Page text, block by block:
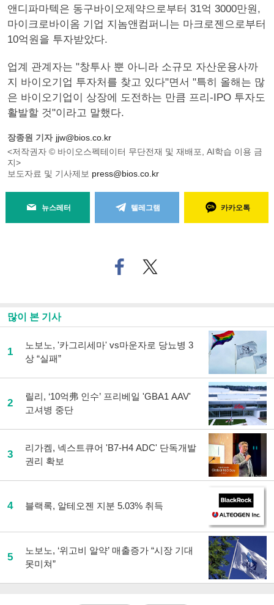
앤디파마텍은 동구바이오제약으로부터 31억 3000만원,
마이크로바이옴 기업 지놈앤컴퍼니는 마크로젠으로부터
10억원을 투자받았다.
업계 관계자는 "창투사 뿐 아니라 소규모 자산운용사까
지 바이오기업 투자처를 찾고 있다"면서 "특히 올해는 많
은 바이오기업이 상장에 도전하는 만큼 프리-IPO 투자도
활발할 것"이라고 말했다.
장종원 기자 jjw@bios.co.kr
<저작권자 © 바이오스펙테이터 무단전재 및 재배포, AI학습 이용 금
지>
보도자료 및 기사제보 press@bios.co.kr
뉴스레터 텔레그램 카카오톡
페
이
기
사
공
트위
터로
많이 본 기사
1
노보노, '카그리세마' vs마운자로 당뇨병 3
상 “실패”
2
릴리, ‘10억弗 인수’ 프리베일 'GBA1 AAV'
고셔병 중단
3
리가켐, 넥스트큐어 'B7-H4 ADC' 단독개발
권리 확보
4 블랙록, 알테오젠 지분 5.03% 취득
5
노보노, ‘위고비 알약’ 매출증가 “시장 기대
못미쳐”